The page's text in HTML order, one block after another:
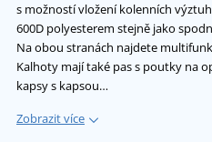
s možností vložení kolenních
600D polyesterem stejně jako
Na obou stranách najdete
Kalhoty mají také pas s poutky na
kapsy s kapsou…
Zobrazit více